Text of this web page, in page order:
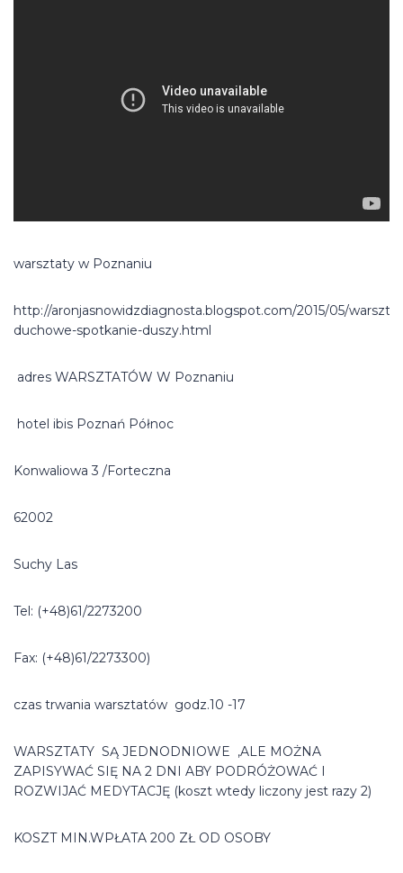
warsztaty w Poznaniu
http://aronjasnowidzdiagnosta.blogspot.com/2015/05/
duchowe-spotkanie-duszy.html
adres WARSZTATÓW W Poznaniu
hotel ibis Poznań Północ
Konwaliowa 3 /Forteczna
62002
Suchy Las
Tel: (+48)61/2273200
Fax: (+48)61/2273300)
czas trwania warsztatów godz.10 -17
WARSZTATY SĄ JEDNODNIOWE ,ALE MOŻNA
ZAPISYWAĆ SIĘ NA 2 DNI ABY PODRÓŻOWAĆ I
ROZWIJAĆ MEDYTACJĘ (koszt wtedy liczony jest razy 2)
KOSZT MIN.WPŁATA 200 ZŁ OD OSOBY